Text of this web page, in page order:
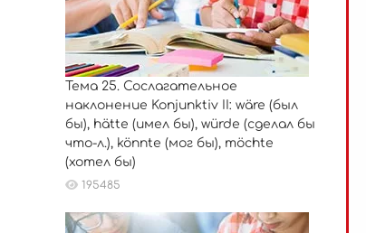
Тема 25. Сослагательное
наклонение Konjunktiv II: wäre (был
бы), hätte (имел бы), würde (сделал бы
что-л.), könnte (мог бы), möchte
(хотел бы)
195485